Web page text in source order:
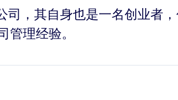
司，其自身也是一名创业者
管理经验。